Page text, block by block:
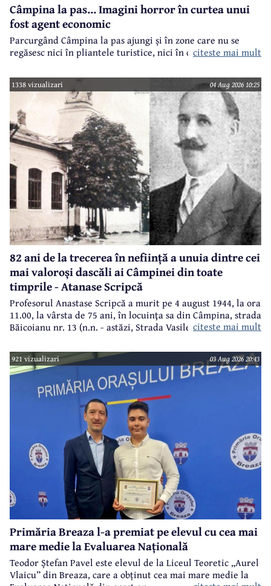
Câmpina la pas... Imagini horror în curtea unui
fost agent economic
Parcurgând Câmpina la pas ajungi și în zone care nu se
regăsesc nici în pliantele turistice, nici în cele.. electorale.
citeste mai mult
1338 vizualizari 04 Aug 2026 10:25
82 ani de la trecerea în neființă a unuia dintre cei
mai valoroși dascăli ai Câmpinei din toate
timprile - Atanase Scripcă
Profesorul Anastase Scripcă a murit pe 4 august 1944, la ora
11.00, la vârsta de 75 ani, în locuinţa sa din Câmpina, strada
Băicoianu nr. 13 (n.n. - astăzi, Strada Vasile Alecsandri).
Ulterior, meşterul popular Nicolae Goage aşează aici, în
memoria sa şi a soţiei, Maria Scripcă, o troiţă din lemn
sculptat,care astăzi, din păcate, nu mai există.
citeste mai mult
921 vizualizari 03 Aug 2026 20:43
Primăria Breaza l-a premiat pe elevul cu cea mai
mare medie la Evaluarea Națională
Teodor Ștefan Pavel este elevul de la Liceul Teoretic „Aurel
Vlaicu” din Breaza, care a obținut cea mai mare medie la